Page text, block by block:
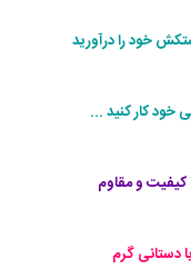
خود را درآورید
خود کار کنید ...
کیفیت و مقاوم
دستانی گرم